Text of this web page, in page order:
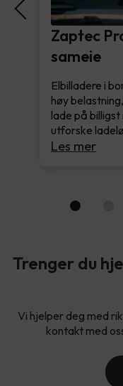
Zaptec
sameie
Elbilladere i
høy
lade på
utforske
Les mer
Trenger du
Vi hjelper deg med
kontakt med